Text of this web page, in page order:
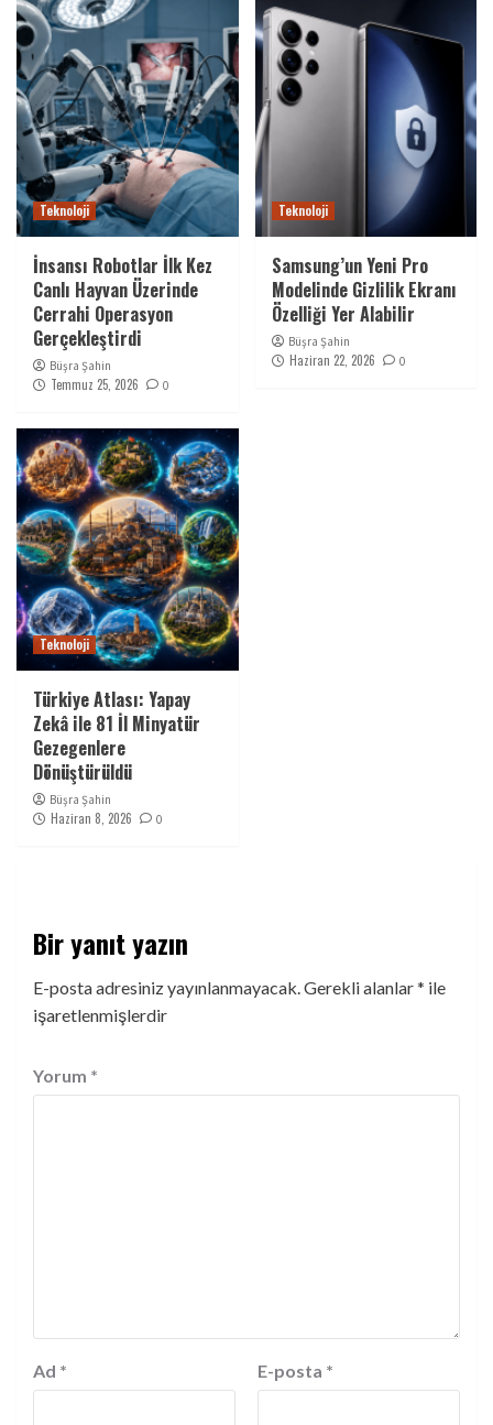
Teknoloji
İnsansı Robotlar İlk Kez
Canlı Hayvan Üzerinde
Cerrahi Operasyon
Gerçekleştirdi
Büşra Şahin
Temmuz 25, 2026 0
Teknoloji
Samsung’un Yeni Pro
Modelinde Gizlilik Ekranı
Özelliği Yer Alabilir
Büşra Şahin
Haziran 22, 2026 0
Teknoloji
Türkiye Atlası: Yapay
Zekâ ile 81 İl Minyatür
Gezegenlere
Dönüştürüldü
Büşra Şahin
Haziran 8, 2026 0
Bir yanıt yazın
E-posta adresiniz yayınlanmayacak. Gerekli alanlar* ile
işaretlenmişlerdir
Yorum *
Ad * E-posta *